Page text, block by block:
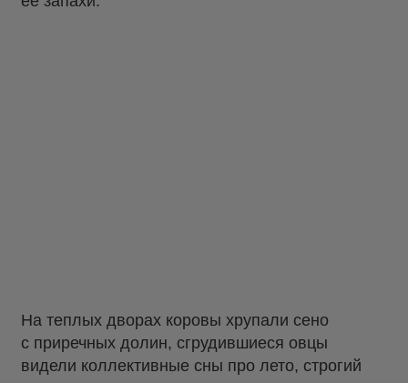
На теплых дворах коровы хрупали сено
с приречных долин, сгрудившиеся овцы
видели коллективные сны про лето, строгий